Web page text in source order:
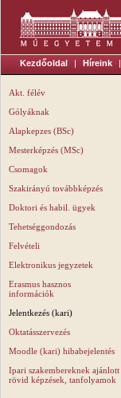
Kezdőoldal | Híreink |
Akt. félév
Gólyáknak
Alapkepzes (BSc)
Mesterképzés (MSc)
Csomagok
Szakirányú továbbképzés
Doktori és habil. ügyek
Tehetséggondozás
Felvételi
Elektronikus jegyzetek
Erasmus hasznos
információk
Jelentkezés (kari)
Oktatásszervezés
Moodle (kari) hibabejelentés
Ipari szakembereknek ajánlott
rövid képzések, tanfolyamok